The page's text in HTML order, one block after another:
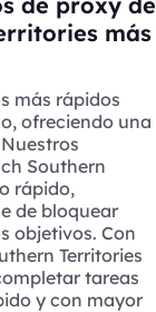
más
más rápidos
ofreciendo una
Southern
rápido,
de bloquear
objetivos. Con
Territories
tareas
y con mayor